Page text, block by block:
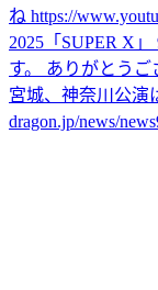
ね https://
2025「SUPER X
す。 ありがとうご
宮城、神奈川公演
dragon.jp/news/